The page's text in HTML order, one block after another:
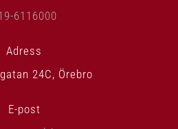
6116000
Adress
24C, Örebro
E-post